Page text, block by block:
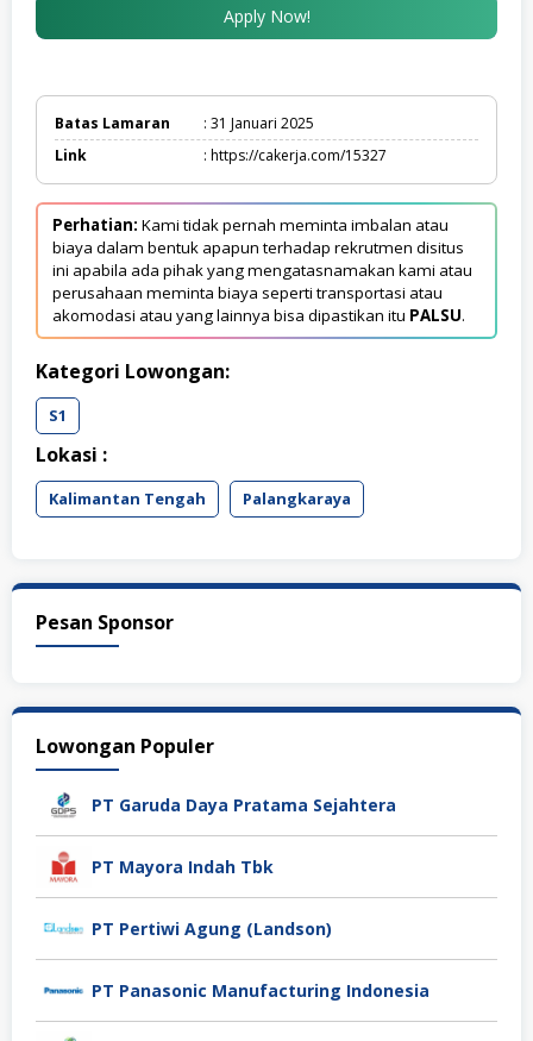
Apply Now!
Batas Lamaran
: 31 Januari 2025
Link
: https://cakerja.com/15327
Perhatian: Kami tidak pernah meminta imbalan atau
biaya dalam bentuk apapun terhadap rekrutmen disitus
ini apabila ada pihak yang mengatasnamakan kami atau
perusahaan meminta biaya seperti transportasi atau
akomodasi atau yang lainnya bisa dipastikan itu PALSU.
Kategori Lowongan:
S1
Lokasi :
Kalimantan Tengah Palangkaraya
Pesan Sponsor
Lowongan Populer
PT Garuda Daya Pratama Sejahtera
PT Mayora Indah Tbk
PT Pertiwi Agung (Landson)
PT Panasonic Manufacturing Indonesia